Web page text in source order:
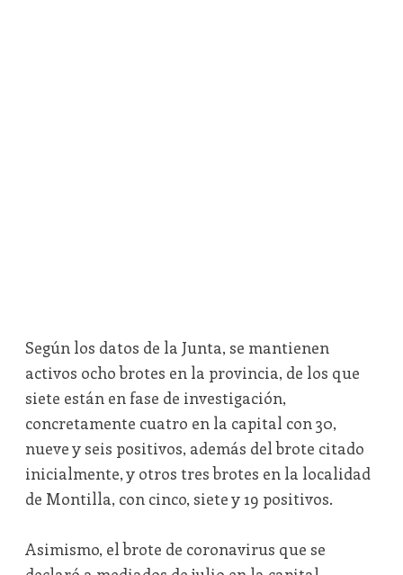
Según los datos de la Junta, se mantienen
activos ocho brotes en la provincia, de los que
siete están en fase de investigación,
concretamente cuatro en la capital con 30,
nueve y seis positivos, además del brote citado
inicialmente, y otros tres brotes en la localidad
de Montilla, con cinco, siete y 19 positivos.
Asimismo, el brote de coronavirus que se